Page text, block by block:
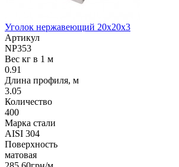
Уголок нержавеющий 20х20х3
Артикул
NP353
Вес кг в 1 м
0.91
Длина профиля, м
3.05
Количество
400
Марка стали
AISI 304
Поверхность
матовая